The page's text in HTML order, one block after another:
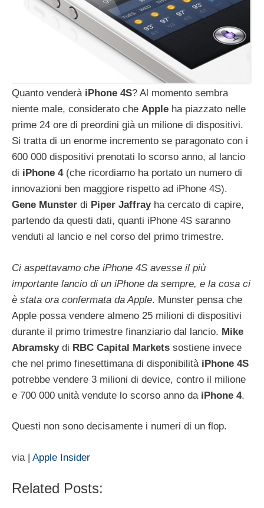
Quanto venderà iPhone 4S? Al momento sembra
niente male, considerato che Apple ha piazzato nelle
prime 24 ore di preordini già un milione di dispositivi.
Si tratta di un enorme incremento se paragonato con i
600 000 dispositivi prenotati lo scorso anno, al lancio
di iPhone 4(che ricordiamo ha portato un numero di
innovazioni ben maggiore rispetto ad iPhone 4S).
Gene Munster di Piper Jaffrayha cercato di capire,
partendo da questi dati, quanti iPhone 4S saranno
venduti al lancio e nel corso del primo trimestre.
Ci aspettavamo che iPhone 4S avesse il più
importante lancio di un iPhone da sempre, e la cosa ci
è stata ora confermata da Apple. Munster pensa che
Apple possa vendere almeno 25 milioni di dispositivi
durante il primo trimestre finanziario dal lancio. Mike
Abramskydi RBC Capital Markets sostiene invece
che nel primo finesettimana di disponibilità iPhone 4S
potrebbe vendere 3 milioni di device, contro il milione
e 700 000 unità vendute lo scorso anno da iPhone 4.
Questi non sono decisamente i numeri di un flop.
via | Apple Insider
Related Posts: